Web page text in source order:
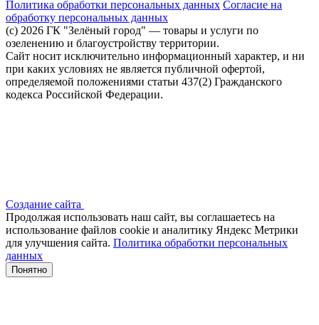
Политика обработки персональных данных Согласие на
обработку персональных данных
(c) 2026 ГК "Зелёный город" — товары и услуги по
озеленению и благоустройству территории.
Сайт носит исключительно информационный характер, и ни
при каких условиях не является публичной офертой,
определяемой положениями статьи 437(2) Гражданского
кодекса Российской Федерации.
Создание сайта
Продолжая использовать наш сайт, вы соглашаетесь на
использование файлов сооkіе и аналитику Яндекс Метрики
для улучшения сайта. Политика обработки персональных
данных
Понятно